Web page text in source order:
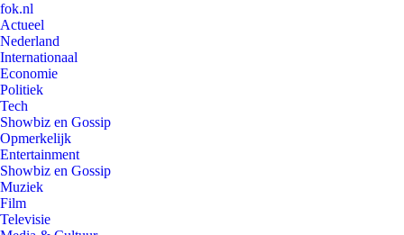
fok.nl
Actueel
Nederland
Internationaal
Economie
Politiek
Tech
Showbiz en Gossip
Opmerkelijk
Entertainment
Showbiz en Gossip
Muziek
Film
Televisie